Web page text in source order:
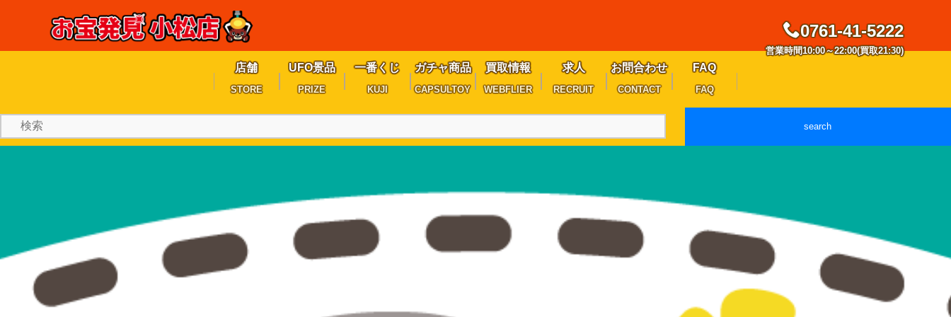
0761-41-5222
営業時間10:00～22:00(買取21:30)
店舗
STORE
UFO景品
PRIZE
一番くじ
KUJI
ガチャ商品
CAPSULTOY
買取情報
WEBFLIER
求人
RECRUIT
お問合わせ
CONTACT
FAQ
FAQ
search